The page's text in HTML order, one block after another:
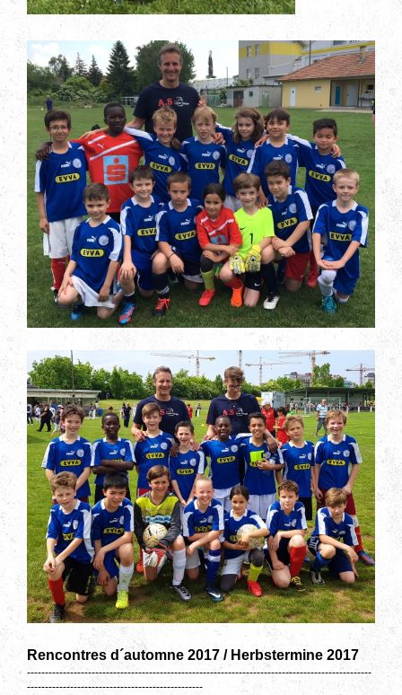
Rencontres d´automne 2017 / Herbstermine 2017
------------------------------------------------------------------------------------------------
-------------------------------------------------